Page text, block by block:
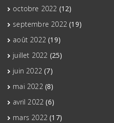
octobre 2022 (12)
septembre 2022 (19)
août 2022 (19)
juillet 2022 (25)
juin 2022 (7)
mai 2022(8)
avril 2022 (6)
mars 2022 (17)